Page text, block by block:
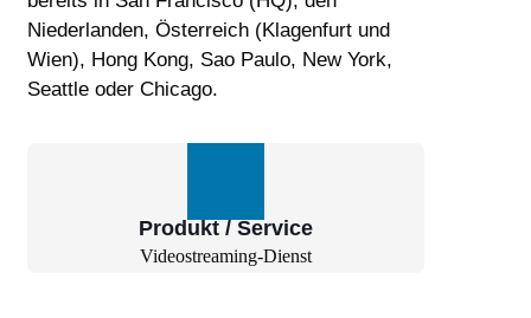
Niederlanden, Österreich (Klagenfurt und
Wien), Hong Kong, Sao Paulo, New York,
Seattle oder Chicago.
Produkt / Service
Videostreaming-Dienst